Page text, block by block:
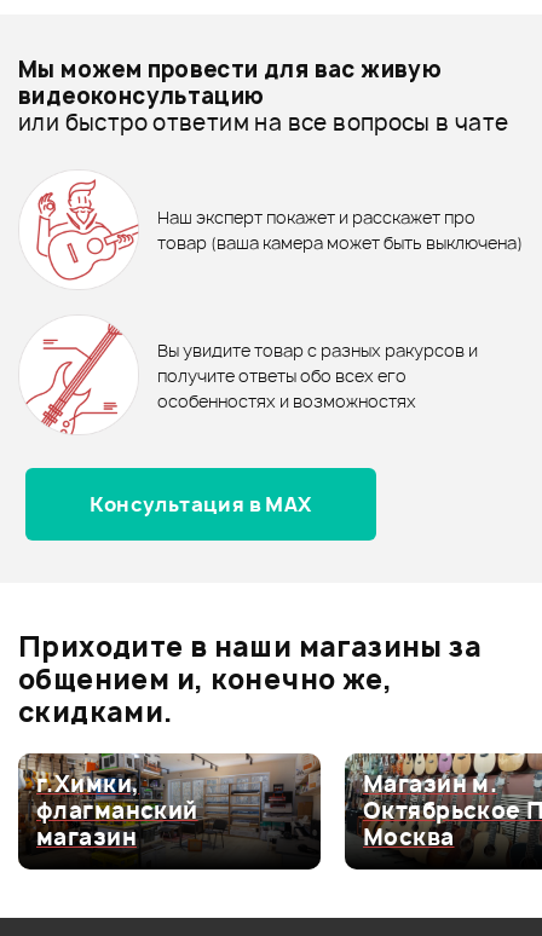
ХИТ
3 890 ₽
Универсальная стойка FORCE
KSC-14
В корзину
ХИТ
480 ₽
Гитарный кабель STAGG
SGC3DL CRD
В корзину
480 ₽
Гитарный кабель STAGG
Отзывы
0.0
Оценка5
Оценка4
Оценка1
Архив товаров - дешевле
Архив товаров - дороже
Архив товаров - новинки
Мой отзыв о товаре
Ваша оценка:
Впечатления о товаре:
Мы можем провести для вас живую
видеоконсультацию
или быстро ответим на все вопросы в чате
Наш эксперт покажет и расскажет про
товар (ваша камера может быть выключена)
Вы увидите товар с разных ракурсов и
получите ответы обо всех его
особенностях и возможностях
Консультация в MAX
Приходите в наши магазины за
общением и, конечно же,
скидками.
г.Химки,
флагманский
магазин
Магазин м.
Октябрьское
Москва